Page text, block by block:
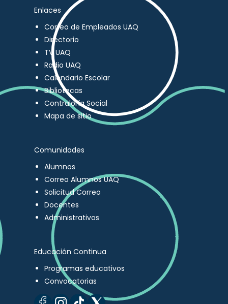
Enlaces
Correo de Empleados UAQ
Directorio
TV UAQ
Radio UAQ
Calendario Escolar
Bibliotecas
Contraloría Social
Mapa de sitio
Comunidades
Alumnos
Correo Alumnos UAQ
Solicitud Correo
Docentes
Administrativos
Educación Continua
Programas educativos
Convocatorias